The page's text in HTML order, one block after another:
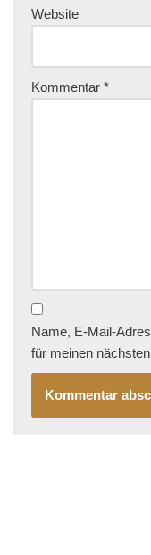
Website
Kommentar *
Name, E-Mail-
für meinen